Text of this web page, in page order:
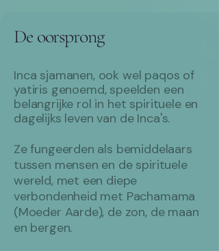
De oorsprong
Inca sjamanen, ook wel paqos of
yatiris genoemd, speelden een
belangrijke rol in het spirituele en
dagelijks leven van de Inca's. ​
Ze fungeerden als bemiddelaars
tussen mensen en de spirituele
wereld, met een diepe
verbondenheid met Pachamama
(Moeder Aarde), de zon, de maan
en bergen.